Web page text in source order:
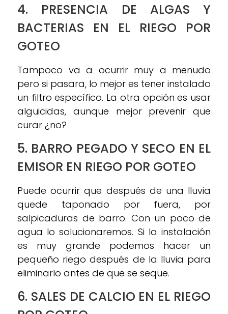
4. PRESENCIA DE ALGAS Y
BACTERIAS EN EL RIEGO POR
GOTEO
Tampoco va a ocurrir muy a menudo
pero si pasara, lo mejor es tener instalado
un filtro específico. La otra opción es usar
alguicidas, aunque mejor prevenir que
curar ¿no?
5. BARRO PEGADO Y SECO EN EL
EMISOR EN RIEGO POR GOTEO
Puede ocurrir que después de una lluvia
quede taponado por fuera, por
salpicaduras de barro. Con un poco de
agua lo solucionaremos. Si la instalación
es muy grande podemos hacer un
pequeño riego después de la lluvia para
eliminarlo antes de que se seque.
6. SALES DE CALCIO EN EL RIEGO